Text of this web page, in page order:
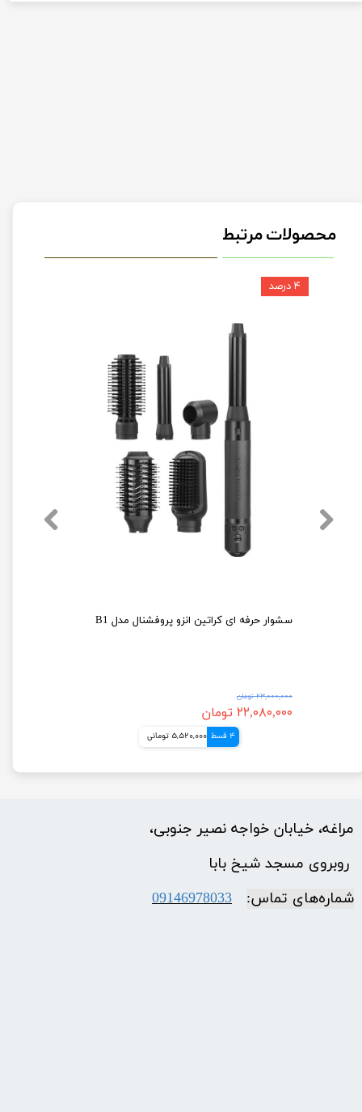
محصولات مرتبط
سشوار حرفه ای کراتین انزو پروفشنال مدل B1
۲۳,۰۰۰,۰۰۰ تومان
۲۲,۰۸۰,۰۰۰ تومان
4 قسط 5,520,000 تومانی
۴ درصد
مراغه، خیابان خواجه نصیر جنوبی،
​​​​​​​ روبروی مسجد شیخ بابا
شماره‌‌های تماس:
09146978033